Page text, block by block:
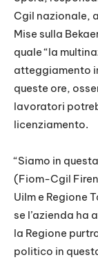
Cgil nazionale,
Mise sulla
quale “la
atteggiamento
queste ore,
lavoratori
licenziamento.
“Siamo in
(Fiom-Cgil
Uilm e Regione
se l’azienda
la Regione
politico in